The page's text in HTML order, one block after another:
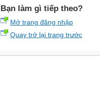
Bạn làm gì tiếp theo?
Mở trang đăng nhập
Quay trở lại trang trước